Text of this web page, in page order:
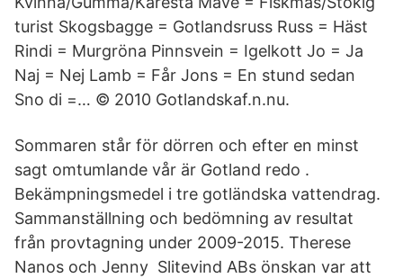
turist Skogsbagge = Gotlandsruss Russ = Häst
Rindi = Murgröna Pinnsvein = Igelkott Jo = Ja
Naj = Nej Lamb = Får Jons = En stund sedan
Sno di =… © 2010 Gotlandskaf.n.nu.
Sommaren står för dörren och efter en minst
sagt omtumlande vår är Gotland redo .
Bekämpningsmedel i tre gotländska vattendrag.
Sammanställning och bedömning av resultat
från provtagning under 2009-2015. Therese
Nanos och Jenny Slitevind ABs önskan var att